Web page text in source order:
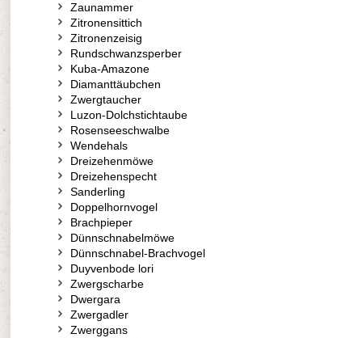
Zaunammer
Zitronensittich
Zitronenzeisig
Rundschwanzsperber
Kuba-Amazone
Diamanttäubchen
Zwergtaucher
Luzon-Dolchstichtaube
Rosenseeschwalbe
Wendehals
Dreizehenmöwe
Dreizehenspecht
Sanderling
Doppelhornvogel
Brachpieper
Dünnschnabelmöwe
Dünnschnabel-Brachvogel
Duyvenbode lori
Zwergscharbe
Dwergara
Zwergadler
Zwerggans